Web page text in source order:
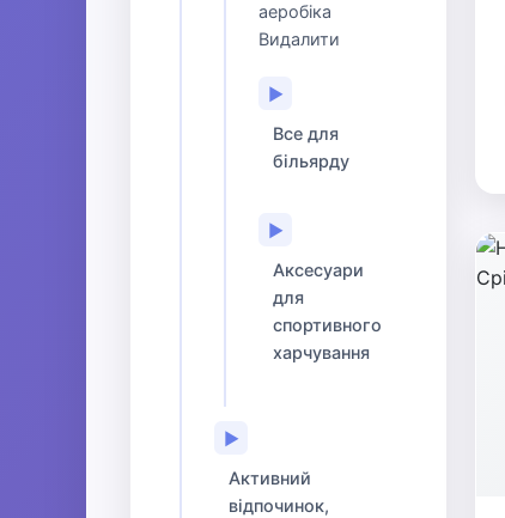
аеробіка
Видалити
▶
Все для
більярду
▶
Аксесуари
для
спортивного
харчування
▶
Активний
відпочинок,